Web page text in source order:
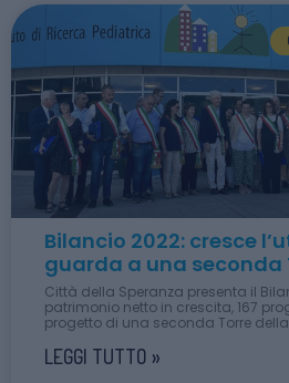
Bilancio 2022: cresce
guarda a una seconda
Città della Speranza presenta il
patrimonio netto in crescita, 167
progetto di una seconda Torre
LEGGI TUTTO »